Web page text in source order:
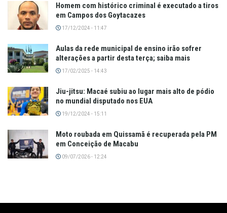
Homem com histórico criminal é executado a tiros
em Campos dos Goytacazes
17/12/2024 - 11:47
Aulas da rede municipal de ensino irão sofrer
alterações a partir desta terça; saiba mais
17/02/2025 - 14:43
Jiu-jitsu: Macaé subiu ao lugar mais alto de pódio
no mundial disputado nos EUA
19/12/2024 - 15:11
Moto roubada em Quissamã é recuperada pela PM
em Conceição de Macabu
09/07/2026 - 12:24